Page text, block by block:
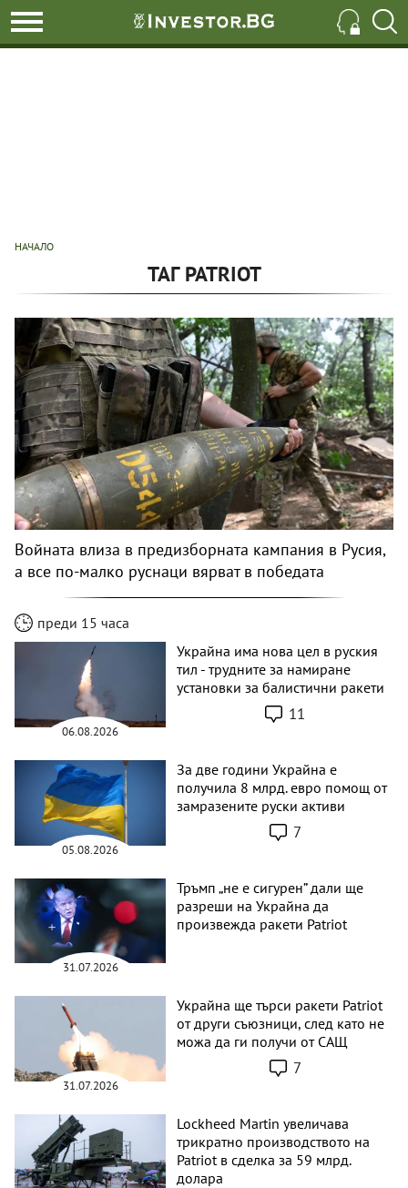
НАЧАЛО
ТАГ PATRIOT
Войната влиза в предизборната кампания в Русия,
а все по-малко руснаци вярват в победата
преди 15 часа
06.08.2026
Украйна има нова цел в руския
тил - трудните за намиране
установки за балистични ракети
11
05.08.2026
За две години Украйна е
получила 8 млрд. евро помощ от
замразените руски активи
7
31.07.2026
Тръмп „не е сигурен” дали ще
разреши на Украйна да
произвежда ракети Patriot
31.07.2026
Украйна ще търси ракети Patriot
от други съюзници, след като не
можа да ги получи от САЩ
7
Lockheed Martin увеличава
трикратно производството на
Patriot в сделка за 59 млрд.
долара